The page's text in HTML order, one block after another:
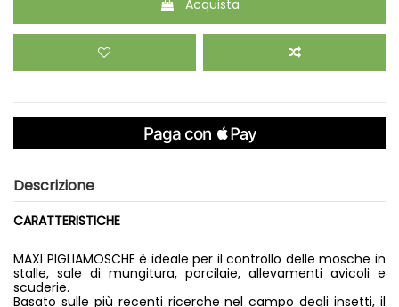
Acquista
Descrizione
CARATTERISTICHE
MAXI PIGLIAMOSCHE è ideale per il controllo delle mosche in
stalle, sale di mungitura, porcilaie, allevamenti avicoli e
scuderie.
Basato sulle più recenti ricerche nel campo degli insetti, il